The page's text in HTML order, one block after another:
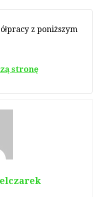
z poniższym
stronę